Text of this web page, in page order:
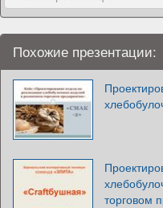
Похожие презентации:
торговом